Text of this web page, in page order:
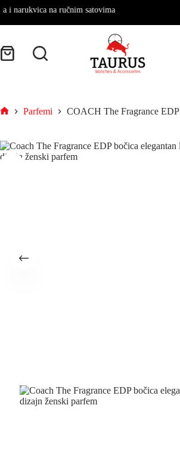
na ručnim satovima
Parfemi COACH The Fragrance EDP